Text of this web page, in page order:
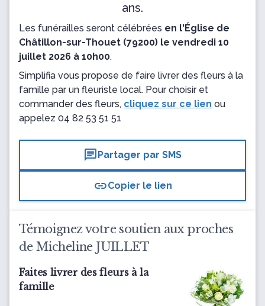
ans.
Les funérailles seront célébrées en l'Église de
Châtillon-sur-Thouet (79200) le vendredi 10
juillet 2026 à 10h00.
Simplifia vous propose de faire livrer des fleurs à la
famille par un fleuriste local. Pour choisir et
commander des fleurs, cliquez sur ce lien ou
appelez 04 82 53 51 51
chatPartager par SMS
linkCopier le lien
Témoignez votre soutien aux proches
de Micheline JUILLET
Faites livrer des fleurs à la
famille